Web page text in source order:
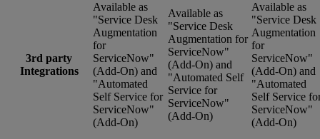
3rd party
Integrations
Available as
"Service Desk
Augmentation
for
ServiceNow"
(Add-On) and
"Automated
Self Service for
ServiceNow"
(Add-On)
Available as
"Service Desk
Augmentation for
ServiceNow"
(Add-On) and
"Automated Self
Service for
ServiceNow"
(Add-On)
Available as
"Service Desk
Augmentation
for
ServiceNow"
(Add-On) and
"Automated
Self Service
ServiceNow"
(Add-On)